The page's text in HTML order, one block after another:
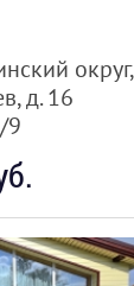
округ,
д. 16
9